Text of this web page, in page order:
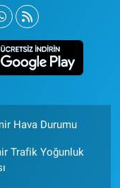
Hava Durumu
Trafik Yoğunluk